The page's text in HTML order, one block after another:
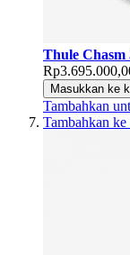
Thule Chasm
Masukkan ke
Tambahkan
Tambahkan